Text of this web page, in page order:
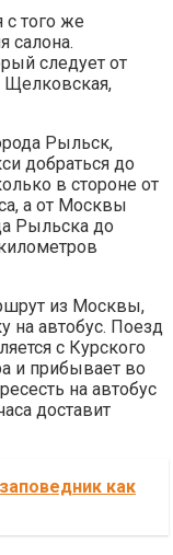
с того же
салона.
следует от
Щелковская,
Рыльск,
добраться до
в стороне от
а от Москвы
Рыльска до
из Москвы,
на автобус. Поезд
с Курского
и прибывает во
на автобус
доставит
как